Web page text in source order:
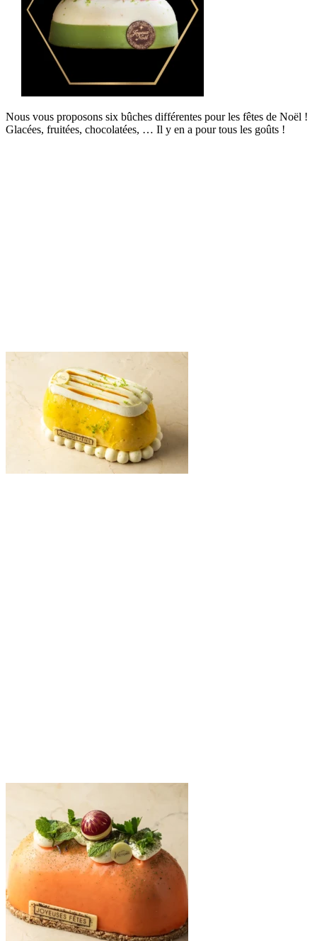
Nous vous proposons six bûches différentes pour les fêtes de Noël !
Glacées, fruitées, chocolatées, … Il y en a pour tous les goûts !